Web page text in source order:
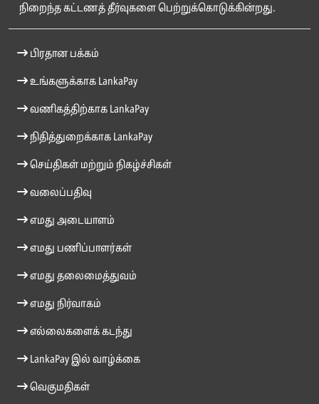
நிறைந்த கட்டணத் தீர்வுகளை பெற்றுக்கொடுக்கின்றது.
பிரதான பக்கம்
உங்களுக்காக LankaPay
வணிகத்திற்காக LankaPay
நிதித்துறைக்காக LankaPay
செய்திகள் மற்றும் நிகழ்ச்சிகள்
வலைப்பதிவு
எமது அடையாளம்
எமது பணிப்பாளர்கள்
எமது தலைமைத்துவம்
எமது நிர்வாகம்
எல்லைகளைக் கடந்து
LankaPay இல் வாழ்க்கை
வெகுமதிகள்